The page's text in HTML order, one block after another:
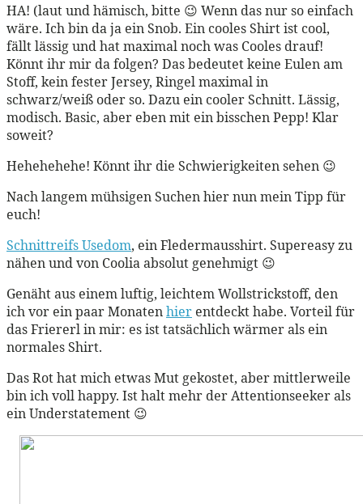
HA! (laut und hämisch, bitte 😉 Wenn das nur so einfach
wäre. Ich bin da ja ein Snob. Ein cooles Shirt ist cool,
fällt lässig und hat maximal noch was Cooles drauf!
Könnt ihr mir da folgen? Das bedeutet keine Eulen am
Stoff, kein fester Jersey, Ringel maximal in
schwarz/weiß oder so. Dazu ein cooler Schnitt. Lässig,
modisch. Basic, aber eben mit ein bisschen Pepp! Klar
soweit?
Hehehehehe! Könnt ihr die Schwierigkeiten sehen 😉
Nach langem mühsigen Suchen hier nun mein Tipp für
euch!
Schnittreifs Usedom, ein Fledermausshirt. Supereasy zu
nähen und von Coolia absolut genehmigt 😉
Genäht aus einem luftig, leichtem Wollstrickstoff, den
ich vor ein paar Monatenhier entdeckt habe. Vorteil für
das Friererl in mir: es ist tatsächlich wärmer als ein
normales Shirt.
Das Rot hat mich etwas Mut gekostet, aber mittlerweile
bin ich voll happy. Ist halt mehr der Attentionseeker als
ein Understatement 😉